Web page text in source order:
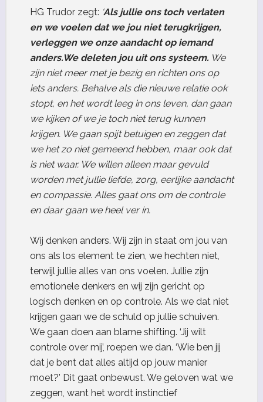
HG Trudor zegt: Als jullie ons toch verlaten
en we voelen dat we jou niet terugkrijgen,
verleggen we onze aandacht op iemand
anders.We deleten jou uit ons systeem. We
zijn niet meer met je bezig en richten ons op
iets anders. Behalve als die nieuwe relatie ook
stopt, en het wordt leeg in ons leven, dan gaan
we kijken of we je toch niet terug kunnen
krijgen. We gaan spijt betuigen en zeggen dat
we het zo niet gemeend hebben, maar ook dat
is niet waar. We willen alleen maar gevuld
worden met jullie liefde, zorg, eerlijke aandacht
en compassie. Alles gaat ons om de controle
en daar gaan we heel ver in.
Wij denken anders. Wij zijn in staat om jou van
ons als los element te zien, we hechten niet,
terwijl jullie alles van ons voelen. Jullie zijn
emotionele denkers en wij zijn gericht op
logisch denken en op controle. Als we dat niet
krijgen gaan we de schuld op jullie schuiven.
We gaan doen aan blame shifting. ‘Jij wilt
controle over mij’, roepen we dan. ‘Wie ben jij
dat je bent dat alles altijd op jouw manier
moet?’ Dit gaat onbewust. We geloven wat we
zeggen, want het wordt instinctief